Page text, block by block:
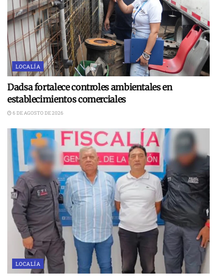
LOCALÍA
Dadsa fortalece controles ambientales en
establecimientos comerciales
6 DE AGOSTO DE 2026
LOCALÍA